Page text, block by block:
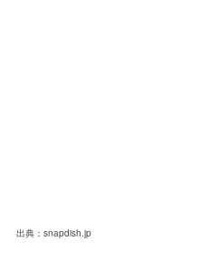
出典：snapdish.jp